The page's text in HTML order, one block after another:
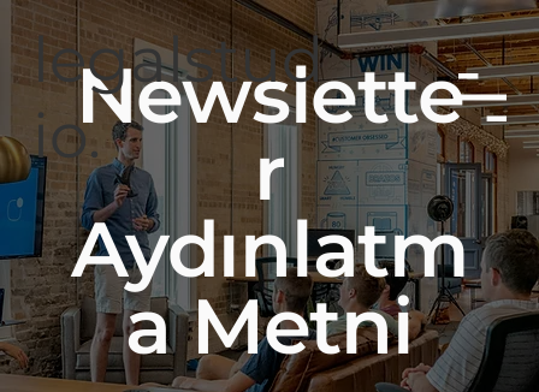
legalstud
io.Newslette
r
Aydınlatm
a Metni